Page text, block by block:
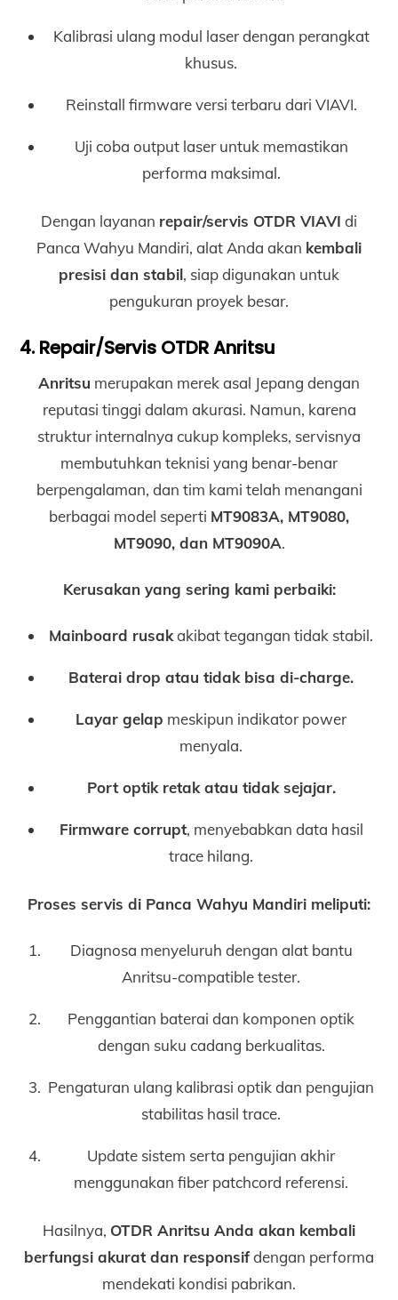
Kalibrasi ulang modul laser dengan perangkat
khusus.
Reinstall firmware versi terbaru dari VIAVI.
Uji coba output laser untuk memastikan
performa maksimal.
Dengan layanan repair/servis OTDR VIAVI di
Panca Wahyu Mandiri, alat Anda akan kembali
presisi dan stabil, siap digunakan untuk
pengukuran proyek besar.
4. Repair/Servis OTDR Anritsu
Anritsu merupakan merek asal Jepang dengan
reputasi tinggi dalam akurasi. Namun, karena
struktur internalnya cukup kompleks, servisnya
membutuhkan teknisi yang benar-benar
berpengalaman, dan tim kami telah menangani
berbagai model seperti MT9083A, MT9080,
MT9090, dan MT9090A.
Kerusakan yang sering kami perbaiki:
Mainboard rusakakibat tegangan tidak stabil.
Baterai drop atau tidak bisa di-charge.
Layar gelap meskipun indikator power
menyala.
Port optik retak atau tidak sejajar.
Firmware corrupt, menyebabkan data hasil
trace hilang.
Proses servis di Panca Wahyu Mandiri meliputi:
Diagnosa menyeluruh dengan alat bantu
Anritsu-compatible tester.
Penggantian baterai dan komponen optik
dengan suku cadang berkualitas.
Pengaturan ulang kalibrasi optik dan pengujian
stabilitas hasil trace.
Update sistem serta pengujian akhir
menggunakan fiber patchcord referensi.
Hasilnya, OTDR Anritsu Anda akan kembali
berfungsi akurat dan responsifdengan performa
mendekati kondisi pabrikan.